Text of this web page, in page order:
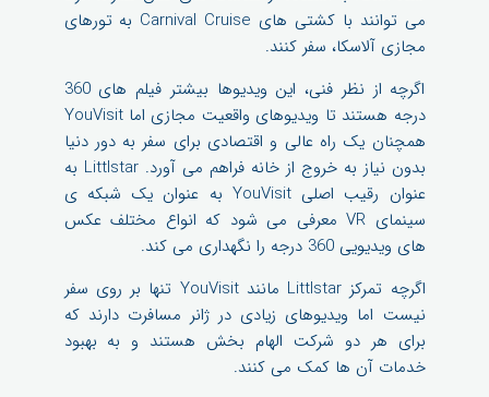
می توانند با کشتی های Carnival Cruise به تورهای
مجازی آلاسکا، سفر کنند.
اگرچه از نظر فنی، این ویدیوها بیشتر فیلم های 360
درجه هستند تا ویدیوهای واقعیت مجازی اما YouVisit
همچنان یک راه عالی و اقتصادی برای سفر به دور دنیا
بدون نیاز به خروج از خانه فراهم می آورد. Littlstar به
عنوان رقیب اصلی YouVisit به عنوان یک شبکه ی
سینمای VR معرفی می شود که انواع مختلف عکس
های ویدیویی 360 درجه را نگهداری می کند.
اگرچه تمرکز Littlstar مانند YouVisit تنها بر روی سفر
نیست اما ویدیوهای زیادی در ژانر مسافرت دارند که
برای هر دو شرکت الهام بخش هستند و به بهبود
خدمات آن ها کمک می کنند.